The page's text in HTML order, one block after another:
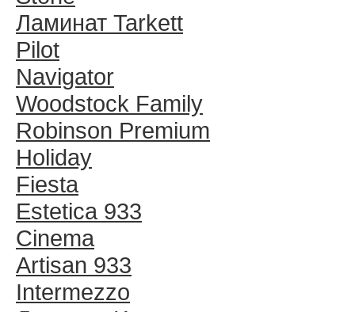
Ламинат Tarkett
Pilot
Navigator
Woodstock Family
Robinson Premium
Holiday
Fiesta
Estetica 933
Cinema
Artisan 933
Intermezzo